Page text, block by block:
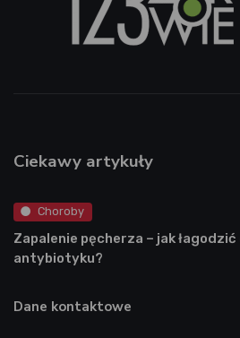
Ciekawy artykuły
Choroby
Zapalenie pęcherza – jak
antybiotyku?
Dane kontaktowe